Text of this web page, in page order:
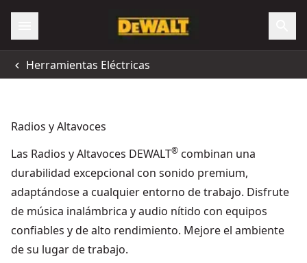
Herramientas Eléctricas
Radios y Altavoces
Las Radios y Altavoces DEWALT® combinan una
durabilidad excepcional con sonido premium,
adaptándose a cualquier entorno de trabajo. Disfrute
de música inalámbrica y audio nítido con equipos
confiables y de alto rendimiento. Mejore el ambiente
de su lugar de trabajo.